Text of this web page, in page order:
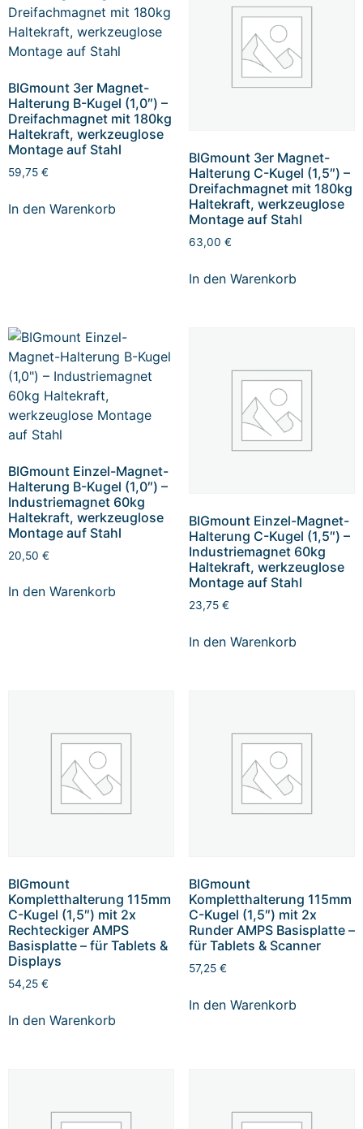
BIGmount 3er Magnet-
Halterung B-Kugel (1,0″) –
Dreifachmagnet mit 180kg
Haltekraft, werkzeuglose
Montage auf Stahl
59,75 €
In den Warenkorb
BIGmount 3er Magnet-
Halterung C-Kugel (1,5″) –
Dreifachmagnet mit 180kg
Haltekraft, werkzeuglose
Montage auf Stahl
63,00 €
In den Warenkorb
BIGmount Einzel-Magnet-
Halterung B-Kugel (1,0″) –
Industriemagnet 60kg
Haltekraft, werkzeuglose
Montage auf Stahl
20,50 €
In den Warenkorb
BIGmount Einzel-Magnet-
Halterung C-Kugel (1,5″) –
Industriemagnet 60kg
Haltekraft, werkzeuglose
Montage auf Stahl
23,75 €
In den Warenkorb
BIGmount
Kompletthalterung 115mm
C-Kugel (1,5″) mit 2x
Rechteckiger AMPS
Basisplatte – für Tablets &
Displays
54,25 €
In den Warenkorb
BIGmount
Kompletthalterung 115mm
C-Kugel (1,5″) mit 2x
Runder AMPS Basisplatte –
für Tablets & Scanner
57,25 €
In den Warenkorb